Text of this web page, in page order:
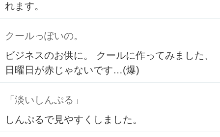
れます。
クールっぽいの。
ビジネスのお供に。 クールに作ってみました、
日曜日が赤じゃないです…(爆)
「淡いしんぷる」
しんぷるで見やすくしました。